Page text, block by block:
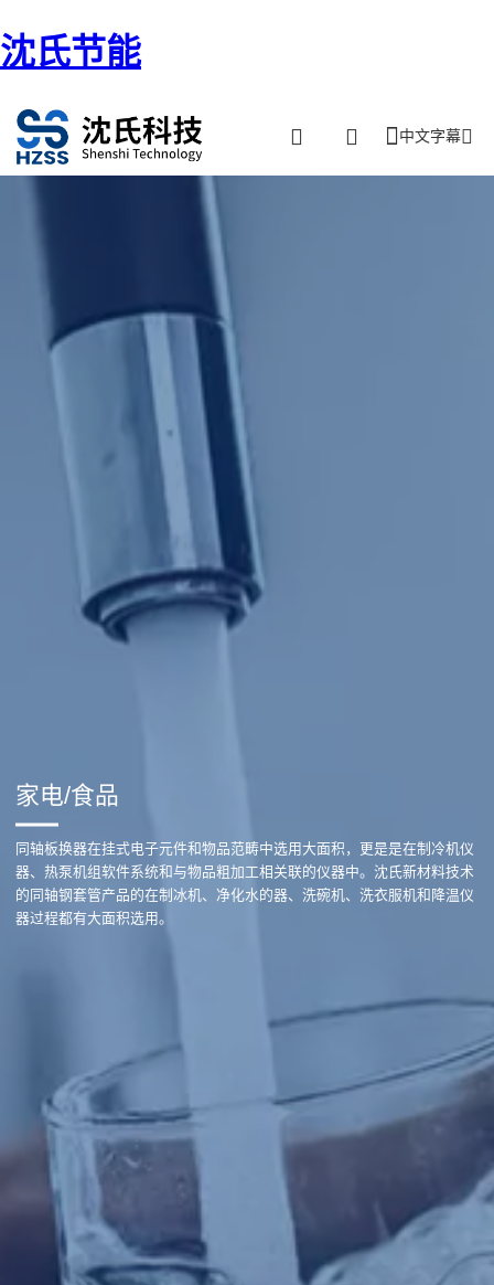
沈氏节能
中文字幕
家电/食品
同轴板换器在挂式电子元件和物品范畴中选用大面积，更是是在制冷机仪
器、热泵机组软件系统和与物品粗加工相关联的仪器中。沈氏新材料技术
的同轴钢套管产品的在制冰机、净化水的器、洗碗机、洗衣服机和降温仪
器过程都有大面积选用。